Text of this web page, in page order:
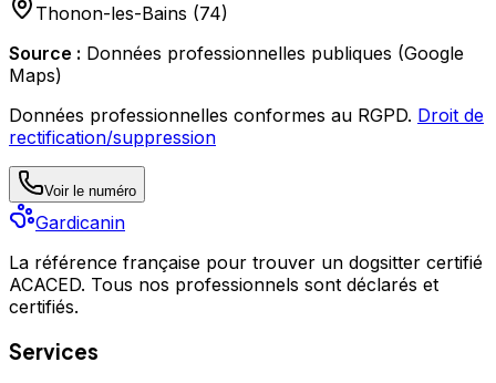
Thonon-les-Bains (74)
Source : Données professionnelles publiques (Google
Maps)
Données professionnelles conformes au RGPD. Droit de
rectification/suppression
Voir le numéro
Gardicanin
La référence française pour trouver un dogsitter certifié
ACACED. Tous nos professionnels sont déclarés et
certifiés.
Services